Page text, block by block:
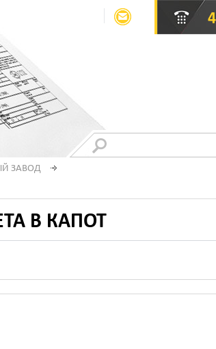
ЗАВОД
В КАПОТ